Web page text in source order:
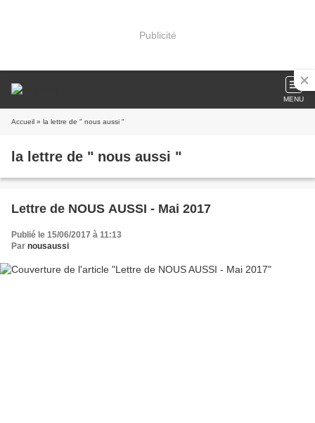
Publicité
MENU
Accueil » la lettre de " nous aussi "
la lettre de " nous aussi "
Lettre de NOUS AUSSI - Mai 2017
Publié le 15/06/2017 à 11:13
Par nousaussi